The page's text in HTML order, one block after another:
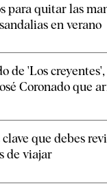
para quitar las
en verano
de 'Los
Coronado que
que debes
de viajar